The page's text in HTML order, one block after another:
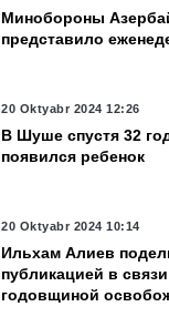
Минобороны
представило
20 Oktyabr 2024 12:26
В Шуше спустя 32
появился ребенок
20 Oktyabr 2024 10:14
Ильхам Алиев
публикацией в
годовщиной